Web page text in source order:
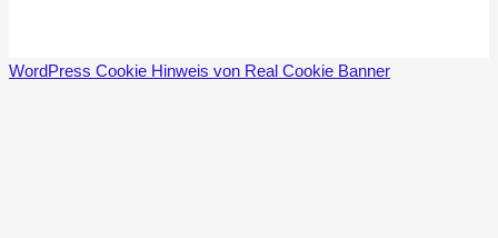
WordPress Cookie Hinweis von Real Cookie Banner